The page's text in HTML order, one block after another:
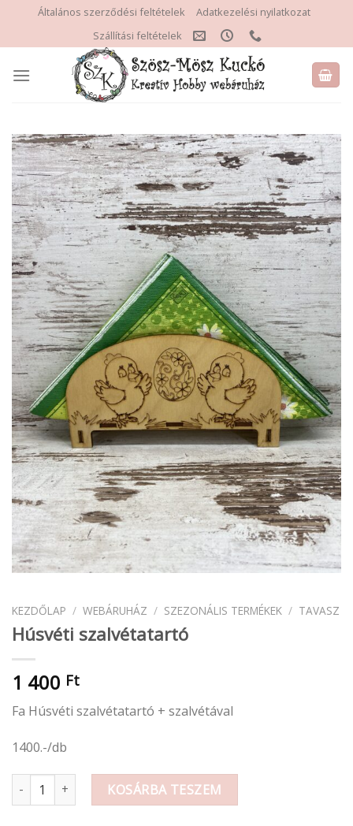
content
Általános szerződési feltételek
Adatkezelési nyilatkozat
Szállítási feltételek
KEZDŐLAP / WEBÁRUHÁZ / SZEZONÁLIS TERMÉKEK / TAVASZ
Húsvéti szalvétatartó
1 400 Ft
Fa Húsvéti szalvétatartó + szalvétával
1400.-/db
Húsvéti szalvétatartó mennyiség
KOSÁRBA TESZEM